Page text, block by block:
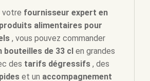
votre fournisseur expert en
alimentaires pour
, vous pouvez commander
bouteilles de 33 cl en grandes
des tarifs dégressifs , des
et un accompagnement